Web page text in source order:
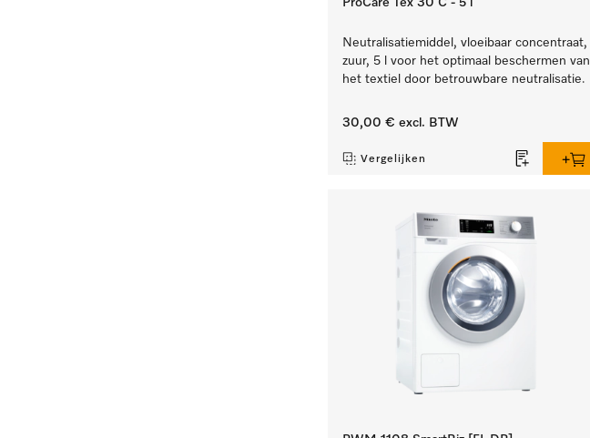
ProCare Tex 30 C - 5 l
Neutralisatiemiddel, vloeibaar concentraat,
zuur, 5 l voor het optimaal beschermen van
het textiel door betrouwbare neutralisatie.
30,00 € excl. BTW
Vergelijken